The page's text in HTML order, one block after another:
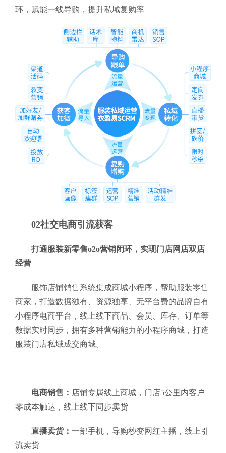
环，赋能一线导购，提升私域复购率
02社交电商引流获客
打通服装新零售o2o营销闭环，实现门店网店双店
经营
服饰店铺销售系统集成商城小程序，帮助服装零售
商家，打造数据独有、资源独享、无平台费的品牌自有
小程序电商平台，线上线下商品、会员、库存、订单等
数据实时同步，拥有多种营销能力的小程序商城，打造
服装门店私域成交商城。
电商销售： 店铺专属线上商城，门店5公里内客户
零成本触达，线上线下同步卖货
直播卖货： 一部手机，导购秒变网红主播，线上引
流卖货